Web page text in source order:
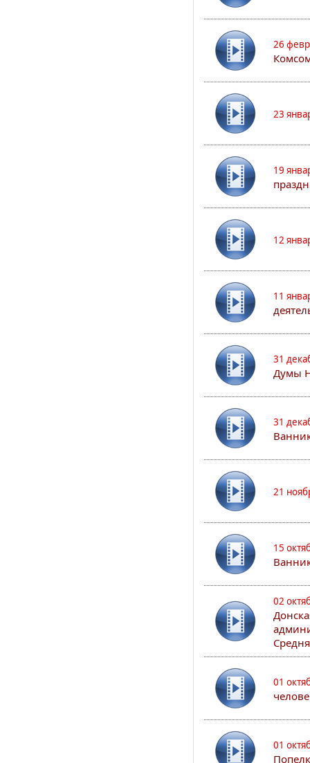
26
23
19
12
11
31
Думы
31
21
15
02
01
01